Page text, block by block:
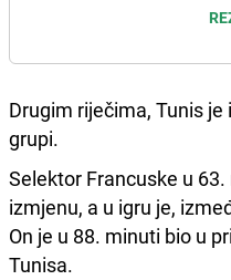
Drugim riječima, Tunis
grupi.
Selektor Francuske u
izmjenu, a u igru je,
On je u 88. minuti bio u
Tunisa.